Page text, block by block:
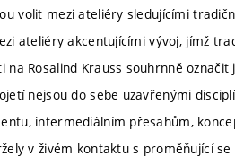
volit mezi ateliéry sledujícími
ateliéry akcentujícími vývoj, jímž
na Rosalind Krauss souhrnně
nejsou do sebe uzavřenými
intermediálním přesahům,
v živém kontaktu s proměňující